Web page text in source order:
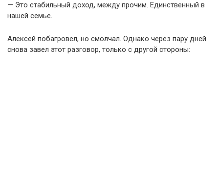
— Это стабильный доход, между прочим. Единственный в
нашей семье.
Алексей побагровел, но смолчал. Однако через пару дней
снова завел этот разговор, только с другой стороны: